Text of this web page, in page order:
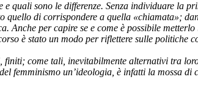
quali sono le differenze. Senza individuare la
quello di corrispondere a quella «chiamata»;
Anche per capire se e come è possibile
è stato un modo per riflettere sulle politiche
finiti; come tali, inevitabilmente alternativi tra
femminismo un’ideologia, è infatti la mossa di